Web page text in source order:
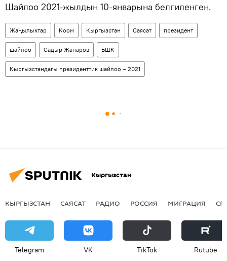
Шайлоо 2021-жылдын 10-январына белгиленген.
Жаңылыктар Коом Кыргызстан Саясат президент
шайлоо Садыр Жапаров БШК
Кыргызстандагы президенттик шайлоо – 2021
Кыргызстан
КЫРГЫЗСТАН САЯСАТ РАДИО РОССИЯ МИГРАЦИЯ
Telegram VK ТikТоk Rutube